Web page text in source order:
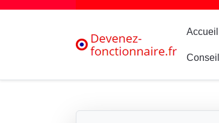
Accueil